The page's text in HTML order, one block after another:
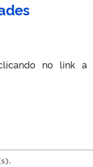
no link a